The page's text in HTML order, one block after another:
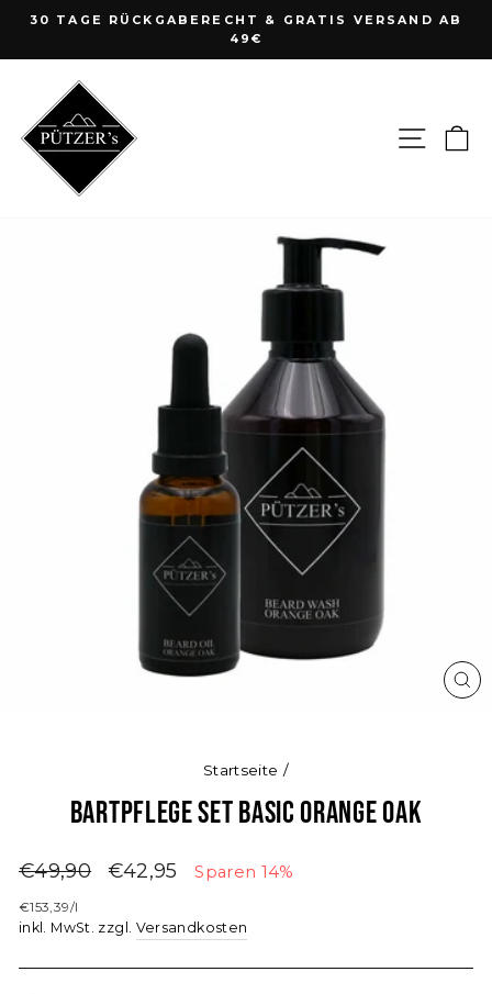
Direkt
Inhalt
Pause
30 TAGE RÜCKGABERECHT & GRATIS VERSAND AB
49€
Startseite /
Bartpflege Set Basic Orange Oak
Normaler
€49,90 Sonderpreis
€42,95 Sparen 14%
€153,39/l
inkl. MwSt. zzgl. Versandkosten